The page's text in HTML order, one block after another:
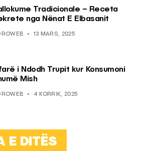
Tradicionale – Receta
nga Nënat E Elbasanit
13 MARS, 2025
i Ndodh Trupit kur Konsumoni
Mish
4 KORRIK, 2025
E DITËS